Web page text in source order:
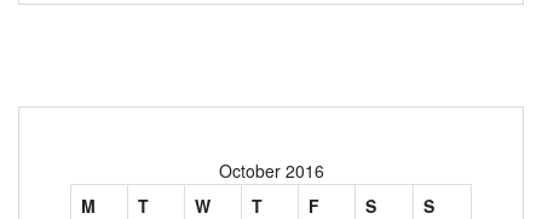
October 2016
M
T W T F S
S